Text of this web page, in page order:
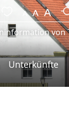
von
Unterkünfte